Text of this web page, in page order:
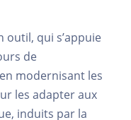
outil, qui s’appuie
de
modernisant les
les adapter aux
induits par la